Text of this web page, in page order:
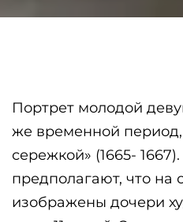
Портрет молодой
же временной
сережкой» (1665-
предполагают, что на
изображены дочери